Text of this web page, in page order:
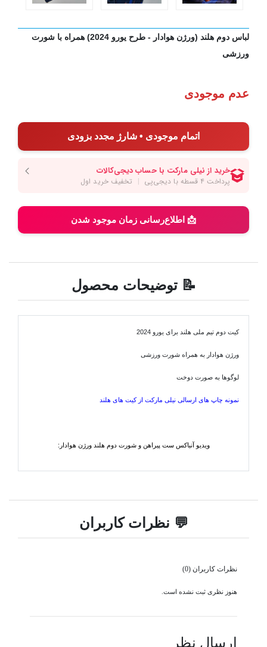
لباس دوم هلند (ورژن هوادار - طرح یورو 2024) همراه با شورت
ورزشی
عدم موجودی
اتمام موجودی • شارژ مجدد بزودی
📩 اطلاع‌رسانی زمان موجود شدن
📝 توضیحات محصول
کیت دوم تیم ملی هلند برای یورو 2024
ورژن هوادار به همراه شورت ورزشی
لوگوها به صورت دوخت
نمونه چاپ های ارسالی نیلی مارکت از کیت های هلند
ویدیو آنباکس ست پیراهن و شورت دوم هلند ورژن هوادار:
💬 نظرات کاربران
نظرات کاربران (0)
هنوز نظری ثبت نشده است.
ارسال نظر